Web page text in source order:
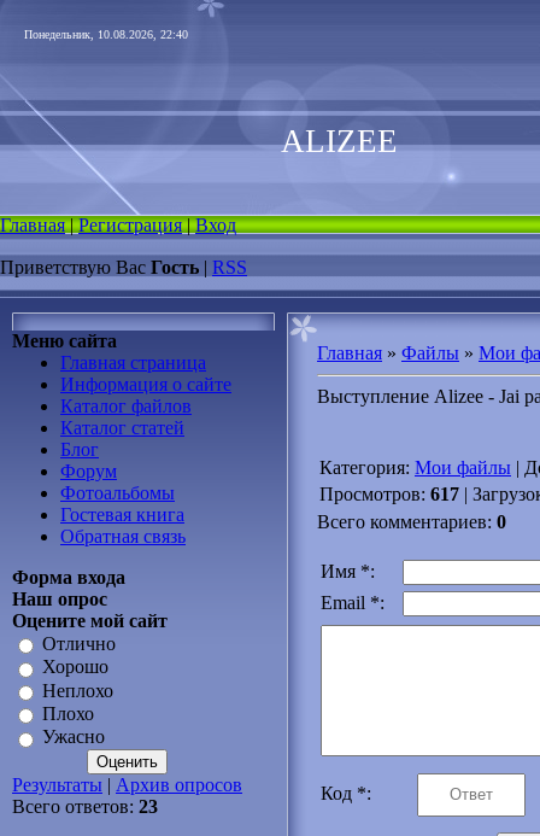
Понедельник, 10.08.2026, 22:40
ALIZEE
Главная|Регистрация|Вход
Приветствую Вас Гость | RSS
Меню сайта
Главная страница
Информация о сайте
Каталог файлов
Каталог статей
Блог
Форум
Фотоальбомы
Гостевая книга
Обратная связь
Форма входа
Наш опрос
Оцените мой сайт
Отлично
Хорошо
Неплохо
Плохо
Ужасно
Результаты | Архив опросов
Всего ответов: 23
Главная » Файлы » Мои
Выступление Alizee - Jai
Категория: Мои файлы |
Просмотров: 617 |
Всего комментариев: 0
Имя *:
Email *:
Код *: